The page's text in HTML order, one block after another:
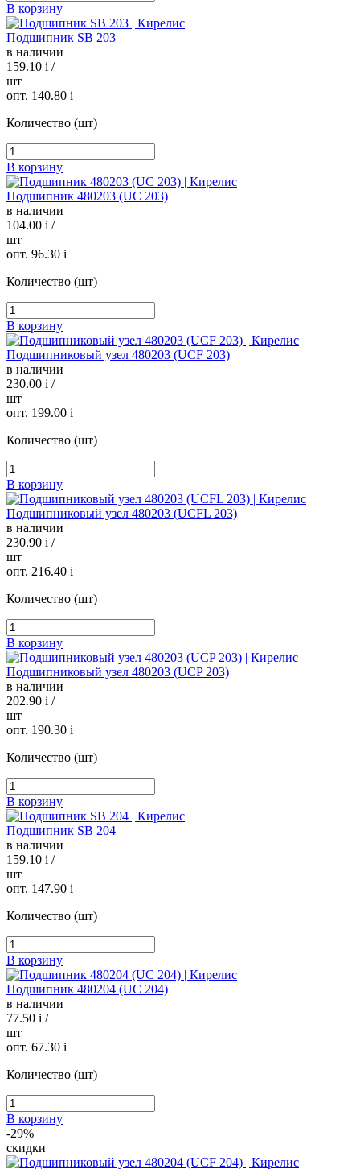
В корзину
Подшипник SB 203
в наличии
159.10 i /
шт
опт. 140.80 i
Количество (шт)
В корзину
Подшипник 480203 (UC 203)
в наличии
104.00 i /
шт
опт. 96.30 i
Количество (шт)
В корзину
Подшипниковый узел 480203 (UCF 203)
в наличии
230.00 i /
шт
опт. 199.00 i
Количество (шт)
В корзину
Подшипниковый узел 480203 (UCFL 203)
в наличии
230.90 i /
шт
опт. 216.40 i
Количество (шт)
В корзину
Подшипниковый узел 480203 (UCP 203)
в наличии
202.90 i /
шт
опт. 190.30 i
Количество (шт)
В корзину
Подшипник SB 204
в наличии
159.10 i /
шт
опт. 147.90 i
Количество (шт)
В корзину
Подшипник 480204 (UC 204)
в наличии
77.50 i /
шт
опт. 67.30 i
Количество (шт)
В корзину
-29%
скидки